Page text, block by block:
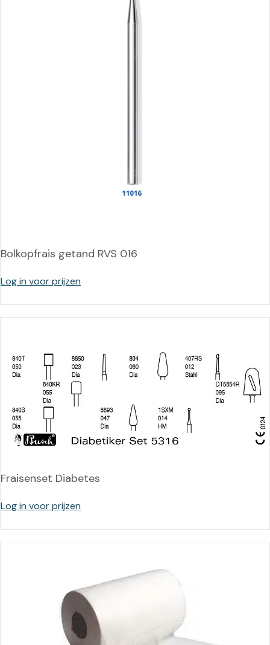
Bolkopfrais getand RVS 016
Log in voor prijzen
Fraisenset Diabetes
Log in voor prijzen